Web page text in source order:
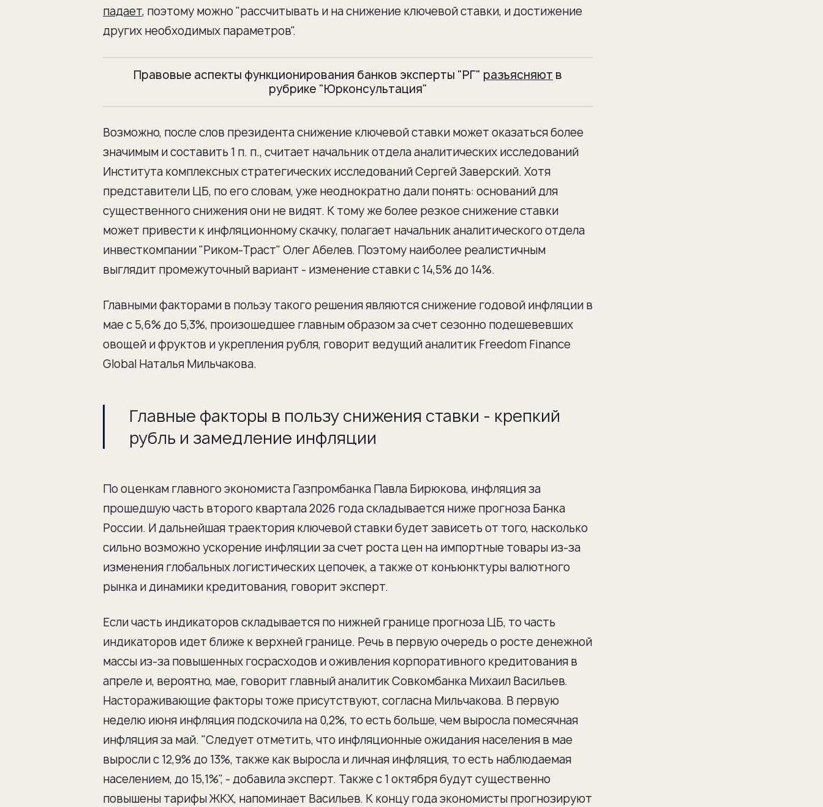
падает, поэтому можно "рассчитывать и на снижение ключевой ставки, и достижение
других необходимых параметров".
Правовые аспекты функционирования банков эксперты "РГ" разъясняют в
рубрике "Юрконсультация"
Возможно, после слов президента снижение ключевой ставки может оказаться более
значимым и составить 1 п. п., считает начальник отдела аналитических исследований
Института комплексных стратегических исследований Сергей Заверский. Хотя
представители ЦБ, по его словам, уже неоднократно дали понять: оснований для
существенного снижения они не видят. К тому же более резкое снижение ставки
может привести к инфляционному скачку, полагает начальник аналитического отдела
инвесткомпании "Риком-Траст" Олег Абелев. Поэтому наиболее реалистичным
выглядит промежуточный вариант - изменение ставки с 14,5% до 14%.
Главными факторами в пользу такого решения являются снижение годовой инфляции в
мае с 5,6% до 5,3%, произошедшее главным образом за счет сезонно подешевевших
овощей и фруктов и укрепления рубля, говорит ведущий аналитик Freedom Finance
Global Наталья Мильчакова.
Главные факторы в пользу снижения ставки - крепкий
рубль и замедление инфляции
По оценкам главного экономиста Газпромбанка Павла Бирюкова, инфляция за
прошедшую часть второго квартала 2026 года складывается ниже прогноза Банка
России. И дальнейшая траектория ключевой ставки будет зависеть от того, насколько
сильно возможно ускорение инфляции за счет роста цен на импортные товары из-за
изменения глобальных логистических цепочек, а также от конъюнктуры валютного
рынка и динамики кредитования, говорит эксперт.
Если часть индикаторов складывается по нижней границе прогноза ЦБ, то часть
индикаторов идет ближе к верхней границе. Речь в первую очередь о росте денежной
массы из-за повышенных госрасходов и оживления корпоративного кредитования в
апреле и, вероятно, мае, говорит главный аналитик Совкомбанка Михаил Васильев.
Настораживающие факторы тоже присутствуют, согласна Мильчакова. В первую
неделю июня инфляция подскочила на 0,2%, то есть больше, чем выросла помесячная
инфляция за май. "Следует отметить, что инфляционные ожидания населения в мае
выросли с 12,9% до 13%, также как выросла и личная инфляция, то есть наблюдаемая
населением, до 15,1%", - добавила эксперт. Также с 1 октября будут существенно
повышены тарифы ЖКХ, напоминает Васильев. К концу года экономисты прогнозируют